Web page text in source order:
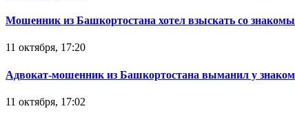
Мошенник из Башкортостана хотел взыскать со
11 октября, 17:20
Адвокат-мошенник из Башкортостана выманил у
11 октября, 17:02